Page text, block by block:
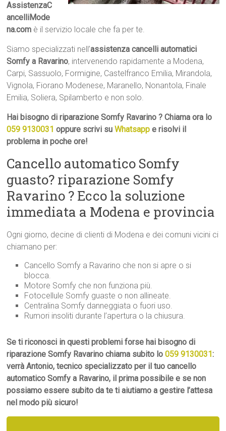
AssistenzaC
ancelliMode
na.com è il servizio locale che fa per te.
Siamo specializzati nell’assistenza cancelli automatici
Somfy a Ravarino, intervenendo rapidamente a Modena,
Carpi, Sassuolo, Formigine, Castelfranco Emilia, Mirandola,
Vignola, Fiorano Modenese, Maranello, Nonantola, Finale
Emilia, Soliera, Spilamberto e non solo.
Hai bisogno di riparazione Somfy Ravarino ? Chiama ora lo
059 9130031 oppure scrivi suWhatsapp e risolvi il
problema in poche ore!
Cancello automatico Somfy
guasto? riparazione Somfy
Ravarino ? Ecco la soluzione
immediata a Modena e provincia
Ogni giorno, decine di clienti di Modena e dei comuni vicini ci
chiamano per:
Cancello Somfy a Ravarino che non si apre o si
blocca.
Motore Somfy che non funziona più.
Fotocellule Somfy guaste o non allineate.
Centralina Somfy danneggiata o fuori uso.
Rumori insoliti durante l’apertura o la chiusura.
Se ti riconosci in questi problemi forse hai bisogno di
riparazione Somfy Ravarino chiama subito lo059 9130031:
verrà Antonio, tecnico specializzato per il tuo cancello
automatico Somfy a Ravarino, il prima possibile e se non
possiamo essere subito da te ti aiutiamo a gestire l’attesa
nel modo più sicuro!